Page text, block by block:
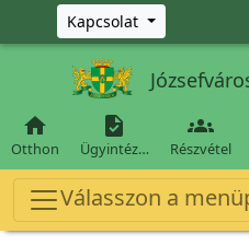
Ugrás a fő tartalomra
Kapcsolat

Otthon

Ügyintéz…

Részvétel
Válasszon a